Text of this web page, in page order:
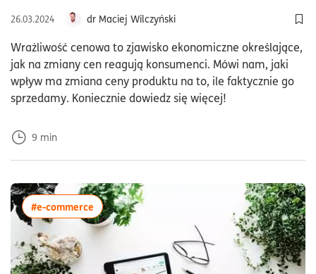
26.03.2024
dr Maciej Wilczyński
Wrażliwość cenowa to zjawisko ekonomiczne określające,
jak na zmiany cen reagują konsumenci. Mówi nam, jaki
wpływ ma zmiana ceny produktu na to, ile faktycznie go
sprzedamy. Koniecznie dowiedz się więcej!
9 min
#e-commercewięcej artykułów z tagiem:#e-commerce